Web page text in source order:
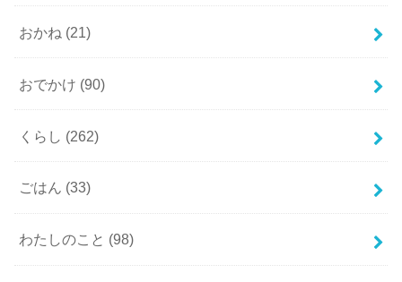
おかね (21)
おでかけ (90)
くらし (262)
ごはん (33)
わたしのこと (98)